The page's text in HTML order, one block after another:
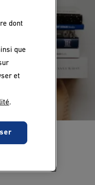
dont
que
et
.